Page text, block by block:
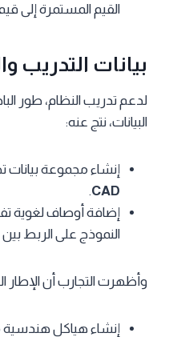
القيم المستمرة إلى
بيانات التدريب
لدعم تدريب النظام، طور
البيانات، نتج عنه:
إنشاء مجموعة بيانات
CAD
.
إضافة أوصاف لغوية
النموذج على الربط
وأظهرت التجارب أن الإطار
إنشاء هياكل هندسية